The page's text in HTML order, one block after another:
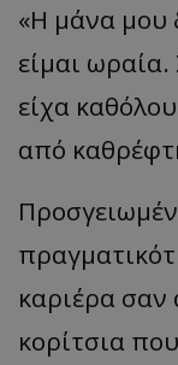
«Η μάνα μου
είμαι ωραία.
είχα καθόλου
από κα
πραγμα
καριέρα σαν
κορίτσια που